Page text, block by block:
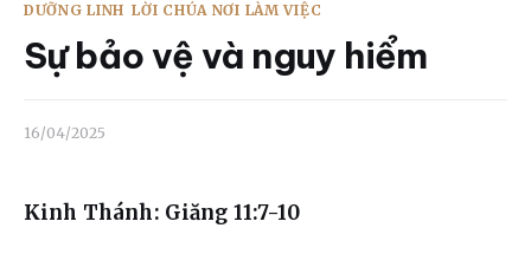
Mục vụ
Liên hệ
Dâng hiến
DƯỠNG LINH LỜI CHÚA NƠI LÀM VIỆC
Sự bảo vệ và nguy hiểm
16/04/2025
Kinh Thánh: Giăng 11:7-10